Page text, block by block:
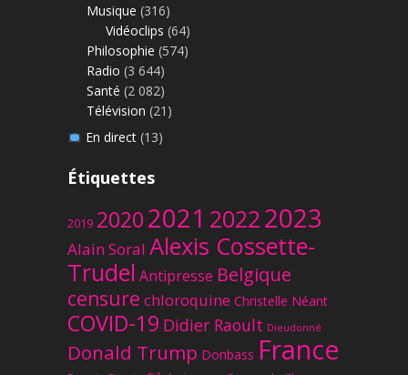
Musique (316)
Vidéoclips (64)
Philosophie (574)
Radio (3 644)
Santé (2 082)
Télévision (21)
En direct(13)
Étiquettes
2019 20202021 20222023
Alain Soral Alexis Cossette-
Trudel Antipresse Belgique
censure chloroquine Christelle Néant
COVID-19 Didier Raoult Dieudonné
Donald Trump Donbass France